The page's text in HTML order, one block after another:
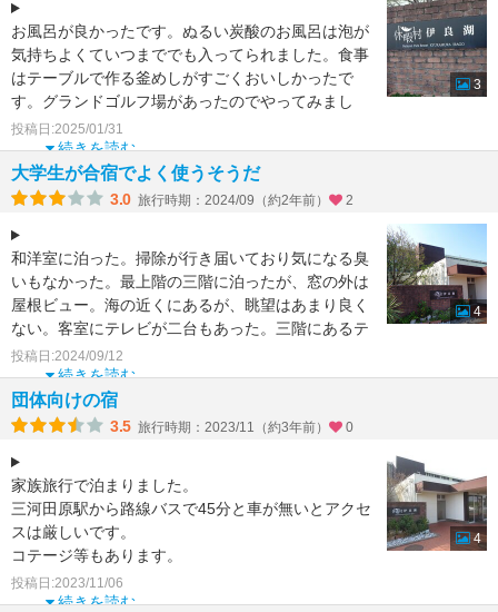
お風呂が良かったです。ぬるい炭酸のお風呂は泡が
気持ちよくていつまででも入ってられました。食事
はテーブルで作る釜めしがすごくおいしかったで
す。グランドゴルフ場があったのでやってみまし
た。いろんなコースが
続きを読む
投稿日:2025/01/31
3
大学生が合宿でよく使うそうだ
3.0 旅行時期：2024/09（約2年前） 2
和洋室に泊った。掃除が行き届いており気になる臭
いもなかった。最上階の三階に泊ったが、窓の外は
屋根ビュー。海の近くにあるが、眺望はあまり良く
ない。客室にテレビが二台もあった。三階にあるテ
ラスからの眺めは
続きを読む
投稿日:2024/09/12
4
団体向けの宿
3.5 旅行時期：2023/11（約3年前） 0
家族旅行で泊まりました。
三河田原駅から路線バスで45分と車が無いとアクセ
スは厳しいです。
コテージ等もあります。
修学旅行や合宿等で多く使われているのかなという
印象でした。
続きを読む
投稿日:2023/11/06
4